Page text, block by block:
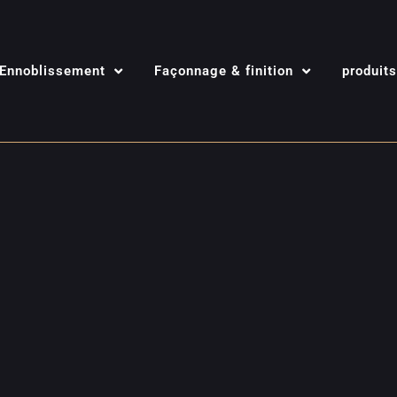
Ennoblissement Façonnage & finition produits